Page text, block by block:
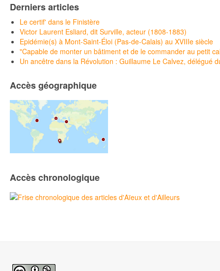
Derniers articles
Le certif' dans le Finistère
Victor Laurent Esliard, dit Surville, acteur (1808-1883)
Epidémie(s) à Mont-Saint-Éloi (Pas-de-Calais) au XVIIIe siècle
"Capable de monter un bâtiment et de le commander au petit
Un ancêtre dans la Révolution : Guillaume Le Calvez, délégué
Accès géographique
Accès chronologique